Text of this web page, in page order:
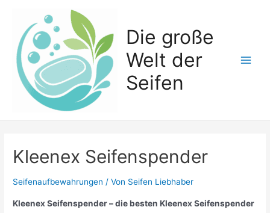
springen
Die große
Welt der
Seifen
Kleenex Seifenspender
Seifenaufbewahrungen / Von Seifen Liebhaber
Kleenex Seifenspender – die besten Kleenex Seifenspender